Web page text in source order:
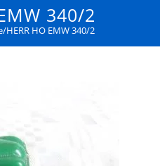
340/2
HERR HO EMW 340/2